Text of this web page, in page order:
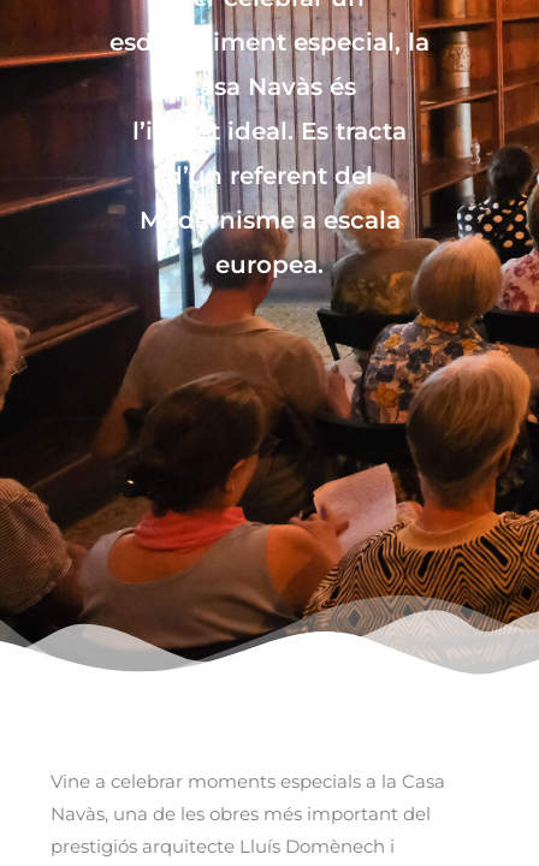
esdeveniment especial, la
Casa Navàs és
l’indret ideal. Es tracta
d’un referent del
Modernisme a escala
europea.
Vine a celebrar moments especials a la Casa
Navàs, una de les obres més important del
prestigiós arquitecte Lluís Domènech i